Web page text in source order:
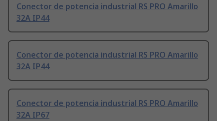
Conector de potencia industrial RS PRO Amarillo
32A IP44
Conector de potencia industrial RS PRO Amarillo
32A IP44
Conector de potencia industrial RS PRO Amarillo
32A IP67